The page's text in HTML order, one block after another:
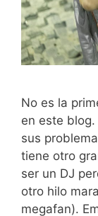
No es la
en este
sus
tiene otro
ser un DJ
otro hilo
megafan).